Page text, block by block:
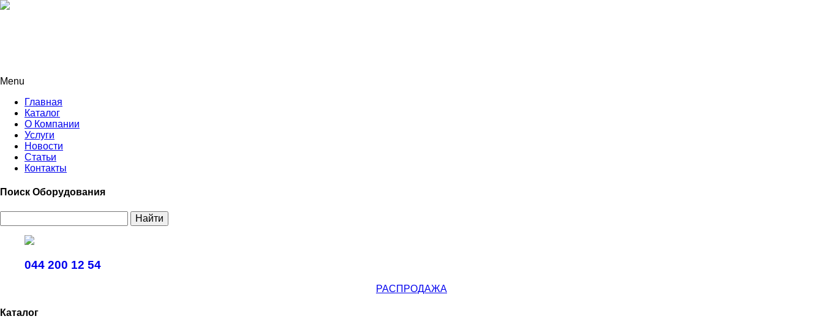
Menu
Главная
Каталог
О Компании
Услуги
Новости
Статьи
Контакты
Поиск Оборудования
Найти
044 200 12 54
РАСПРОДАЖА
Каталог